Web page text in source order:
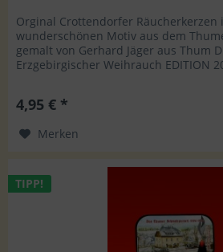
Orginal Crottendorfer Räucherkerzen
wunderschönen Motiv aus dem
gemalt von Gerhard Jäger aus Thum
Erzgebirgischer Weihrauch EDITION
4,95 € *
Merken
TIPP!